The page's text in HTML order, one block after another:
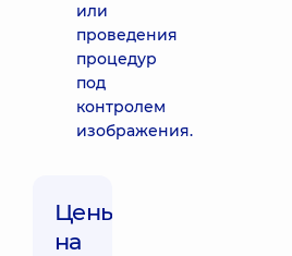
или
проведения
процедур
под
контролем
изображения.
Цены
на